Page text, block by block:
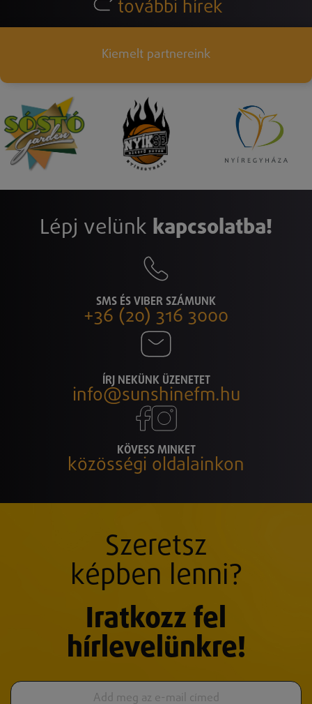
további hírek
Kiemelt partnereink
Lépj velünk kapcsolatba!
SMS ÉS VIBER SZÁMUNK
+36 (20) 316 3000
ÍRJ NEKÜNK ÜZENETET
info@sunshinefm.hu
KÖVESS MINKET
közösségi oldalainkon
Szeretsz
képben lenni?
Iratkozz fel
hírlevelünkre!